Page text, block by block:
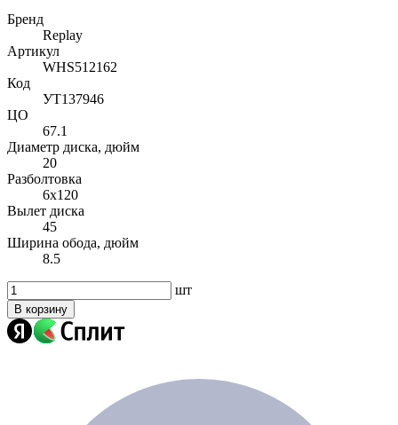
Бренд
Replay
Артикул
WHS512162
Код
УТ137946
ЦО
67.1
Диаметр диска, дюйм
20
Разболтовка
6x120
Вылет диска
45
Ширина обода, дюйм
8.5
шт
В корзину